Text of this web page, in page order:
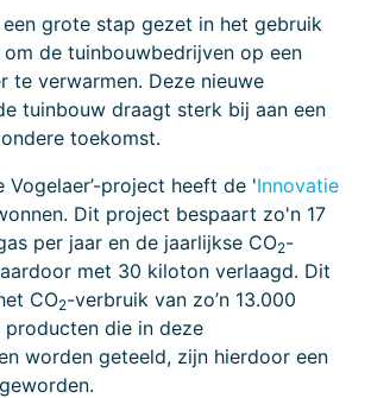
grote stap gezet in het gebruik
de tuinbouwbedrijven op een
te verwarmen. Deze nieuwe
tuinbouw draagt sterk bij aan een
toekomst.
Vogelaer’-project heeft de 'Innovatie
Dit project bespaart zo'n 17
per jaar en de jaarlijkse CO2-
met 30 kiloton verlaagd. Dit
CO2-verbruik van zo’n 13.000
producten die in deze
worden geteeld, zijn hierdoor een